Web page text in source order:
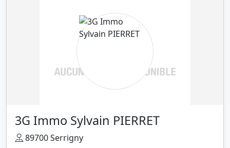
3G Immo Sylvain PIERRET
89700 Serrigny